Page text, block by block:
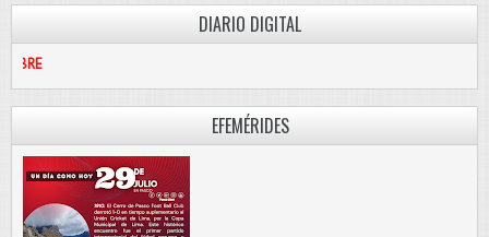
DIARIO DIGITAL
EFEMÉRIDES